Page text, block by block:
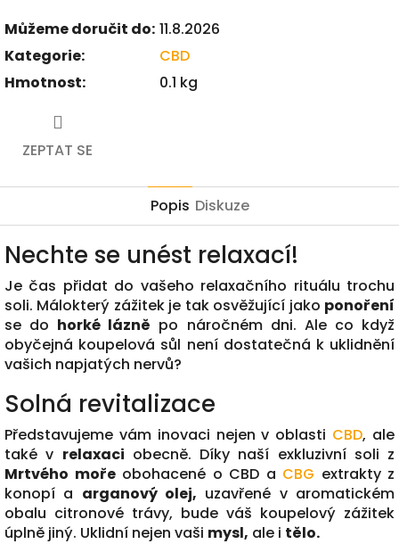
Můžeme doručit do: 11.8.2026
Kategorie:
CBD
Hmotnost: 0.1 kg
ZEPTAT SE
Popis Diskuze
Nechte se unést relaxací!
Je čas přidat do vašeho relaxačního rituálu trochu
soli. Málokterý zážitek je tak osvěžující jako ponoření
se do horké lázně po náročném dni. Ale co když
obyčejná koupelová sůl není dostatečná k uklidnění
vašich napjatých nervů?
Solná revitalizace
Představujeme vám inovaci nejen v oblasti CBD, ale
také v relaxaci obecně. Díky naší exkluzivní soli z
Mrtvého mořeobohacené o CBD a CBG extrakty z
konopí a arganový olej, uzavřené v aromatickém
obalu citronové trávy, bude váš koupelový zážitek
úplně jiný. Uklidní nejen vaši mysl, ale i tělo.